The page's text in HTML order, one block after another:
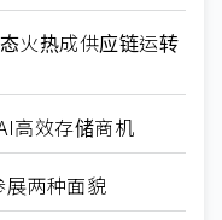
火热成供应链运转
高效存储商机
两种面貌